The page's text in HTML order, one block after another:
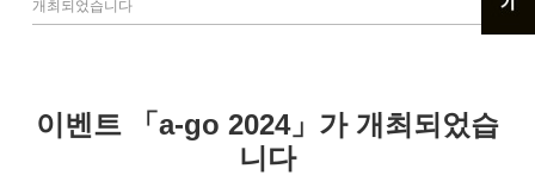
개최되었습니다
이벤트 「a-go 2024」가 개최되었습
니다